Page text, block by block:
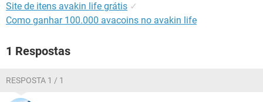
Site de itens avakin life grátis ✓
Como ganhar 100.000 avacoins no avakin life
1 Respostas
RESPOSTA 1 / 1